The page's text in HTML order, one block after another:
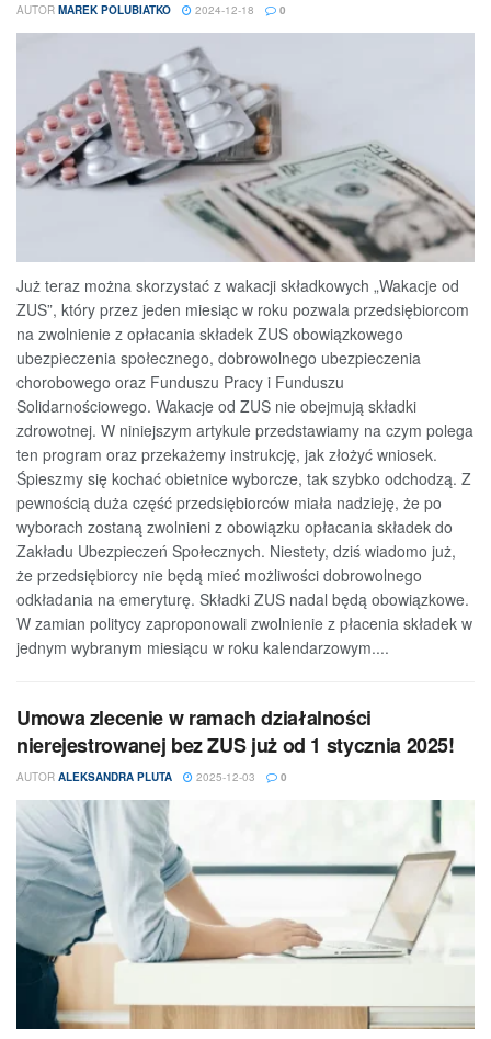
AUTOR MAREK POLUBIATKO 2024-12-18 0
Już teraz można skorzystać z wakacji składkowych „Wakacje od
ZUS”, który przez jeden miesiąc w roku pozwala przedsiębiorcom
na zwolnienie z opłacania składek ZUS obowiązkowego
ubezpieczenia społecznego, dobrowolnego ubezpieczenia
chorobowego oraz Funduszu Pracy i Funduszu
Solidarnościowego. Wakacje od ZUS nie obejmują składki
zdrowotnej. W niniejszym artykule przedstawiamy na czym polega
ten program oraz przekażemy instrukcję, jak złożyć wniosek.
Śpieszmy się kochać obietnice wyborcze, tak szybko odchodzą. Z
pewnością duża część przedsiębiorców miała nadzieję, że po
wyborach zostaną zwolnieni z obowiązku opłacania składek do
Zakładu Ubezpieczeń Społecznych. Niestety, dziś wiadomo już,
że przedsiębiorcy nie będą mieć możliwości dobrowolnego
odkładania na emeryturę. Składki ZUS nadal będą obowiązkowe.
W zamian politycy zaproponowali zwolnienie z płacenia składek w
jednym wybranym miesiącu w roku kalendarzowym....
Umowa zlecenie w ramach działalności
nierejestrowanej bez ZUS już od 1 stycznia 2025!
AUTOR ALEKSANDRA PLUTA 2025-12-03 0